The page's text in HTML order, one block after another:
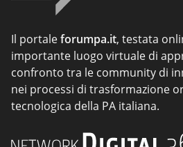
Il portaleforumpa.it, testata
importante luogo virtuale di
confronto tra le community di
nei processi di trasformazione
tecnologica della PA italiana.